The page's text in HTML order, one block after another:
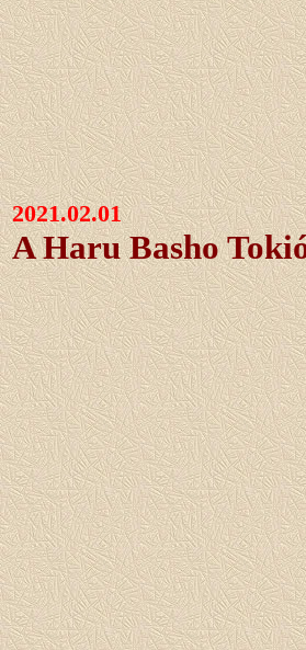
2021.02.01
A Haru Basho